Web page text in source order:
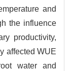
and
the influence
productivity,
affected WUE
water and